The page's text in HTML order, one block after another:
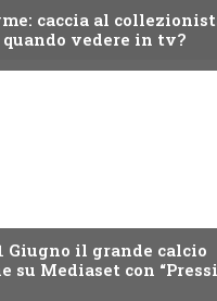
caccia al
quando vedere in tv?
Giugno il grande calcio
su Mediaset con